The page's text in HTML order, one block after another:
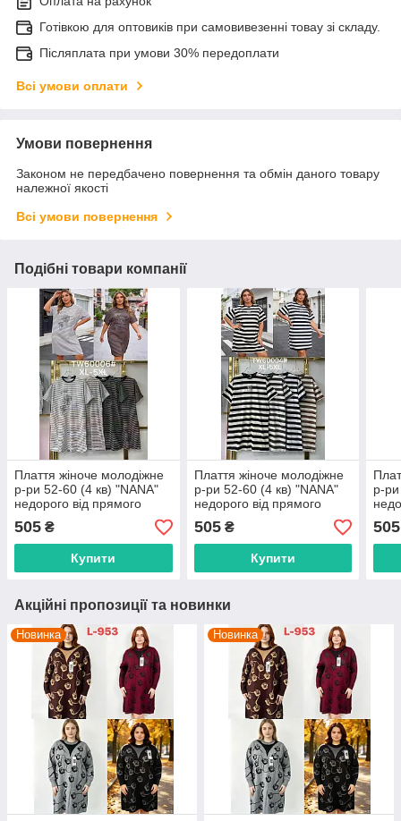
Готівкою для оптовиків при самовивезенні товау зі складу.
Післяплата при умови 30% передоплати
Всі умови оплати
Умови повернення
Законом не передбачено повернення та обмін даного товару
належної якості
Всі умови повернення
Подібні товари компанії
Плаття жіноче молодіжне
р-ри 52-60 (4 кв) "NANA"
недорого від прямого
постачальника
505 ₴
Купити
Плаття жіноче молодіжне
р-ри 52-60 (4 кв) "NANA"
недорого від прямого
постачальника
505₴
Купити
р-
505
Акційні пропозиції та новинки
Новинка Новинка